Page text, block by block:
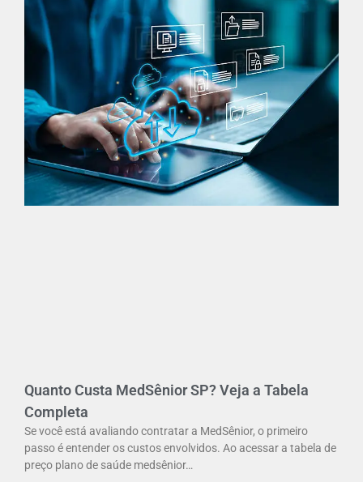
Quanto Custa MedSênior SP? Veja a Tabela
Completa
Se você está avaliando contratar a MedSênior, o primeiro
passo é entender os custos envolvidos. Ao acessar a tabela de
preço plano de saúde medsênior…